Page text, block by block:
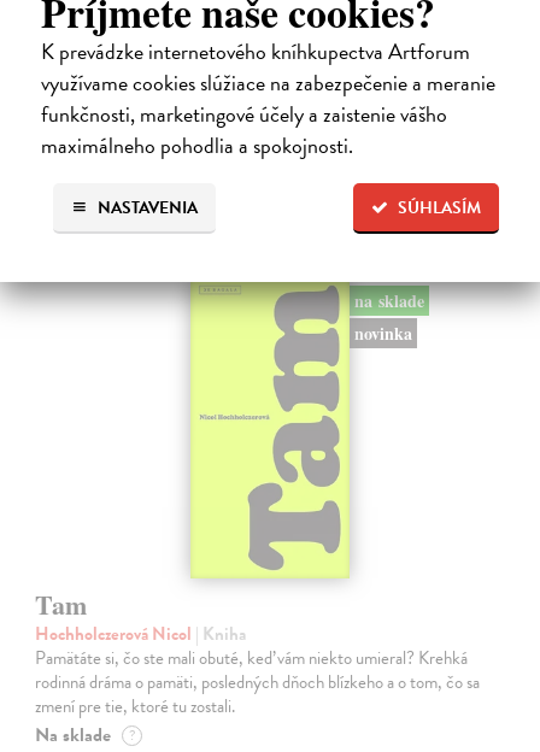
K prevádzke internetového kníhkupectva Artforum
využívame cookies slúžiace na zabezpečenie a meranie
funkčnosti, marketingové účely a zaistenie vášho
maximálneho pohodlia a spokojnosti.
SÚHLASÍM
NASTAVENIA
Kolotočárka
Wernerová Jana| Kniha
Tam, kde sa radosť zo slobodného pohybu a dobrodružstva prelína s
pocitom vyčlenenia. Tam, kde rastie starý gaštan a okolo neho sa krúti
život dievčatka, ktoré od svojej starej mamy dostalo meno Zelinka.…
Na sklade ?
16,90 € ?
na sklade
novinka
Tam
Hochholczerová Nicol | Kniha
Pamätáte si, čo ste mali obuté, keď vám niekto umieral? Krehká
rodinná dráma o pamäti, posledných dňoch blízkeho a o tom, čo sa
zmení pre tie, ktoré tu zostali.
Na sklade ?